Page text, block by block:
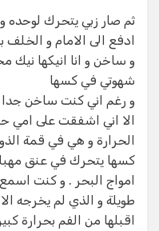
ثم صار زبي يتحرك لوحده
ادفع الى الامام و
و ساخن و انا انيكها نيك
شهوتي في كسها
و رغم اني كنت ساخن
الا اني اشفقت على امي
الحرارة و هي في قمة
كسها يتحرك في عنق
امواج البحر . و كنت
طويلة و الذي لم يخرجه
اقبلها من الفم بحرارة